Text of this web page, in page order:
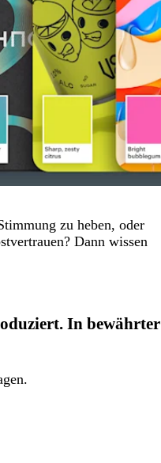
zu heben, oder
Dann wissen
In bewährter